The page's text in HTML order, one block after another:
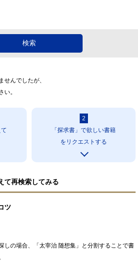
せんでしたが、
い。
2
「探求書」で欲しい書籍
をリクエストする
て再検索してみる
ツ
しの場合、「太宰治 随想集」と分割することで書